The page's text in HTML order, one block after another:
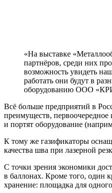
«На выставке
партнёров, среди них
возможность увидеть
работать они будут в
оборудованию ООО
Всё больше предприятий в
преимуществ,
и портят оборудование
К тому же газификаторы
качества шва при лазерной
С точки зрения экономики
в баллонах. Кроме того, один
хранение: площадка для